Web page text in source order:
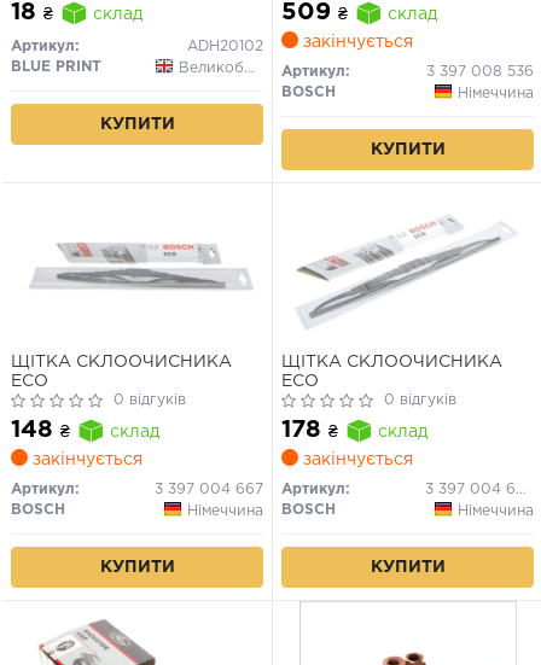
18 ₴ склад
Артикул:
ADH20102
BLUE PRINT
Великобританія
КУПИТИ
509 ₴
склад
закінчується
Артикул:
3 397 008 536
BOSCH
Німеччина
КУПИТИ
ЩІТКА СКЛООЧИСНИКА
ECO
0 відгуків
148 ₴
склад
закінчується
Артикул:
3 397 004 667
BOSCH
Німеччина
КУПИТИ
ЩІТКА СКЛООЧИСНИКА
ECO
0 відгуків
178 ₴
склад
закінчується
Артикул:
3 397 004 670
BOSCH
Німеччина
КУПИТИ